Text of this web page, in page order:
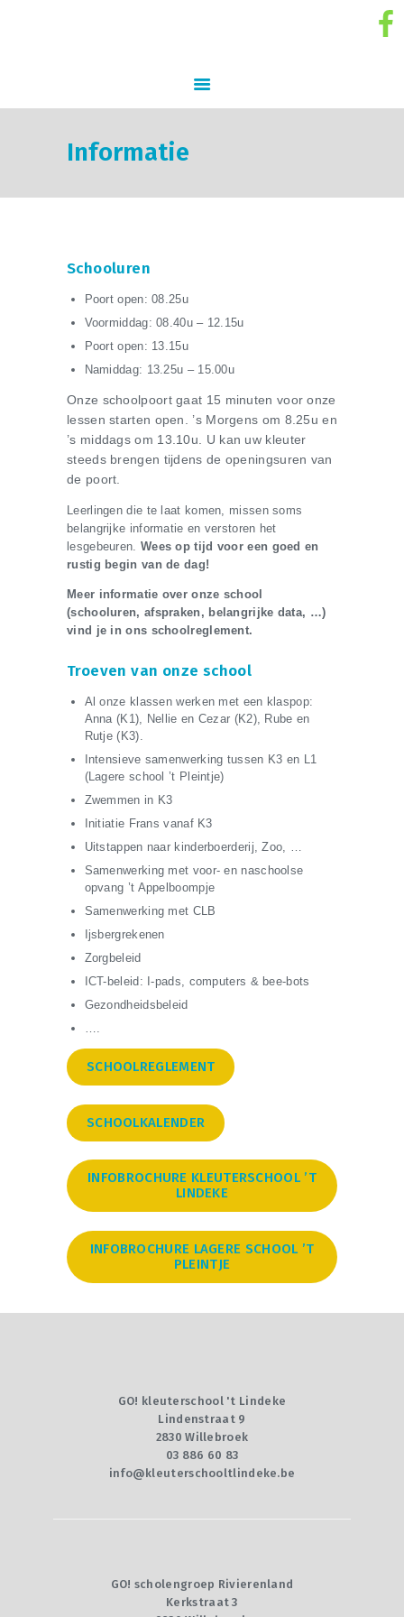
Informatie
SAMEN LEREN SAMENLEVEN
SCHOOLVISIE
INFORMATIE
SCHOOLTEAM
CONTACT
Schooluren
Poort open: 08.25u
Voormiddag: 08.40u – 12.15u
Poort open: 13.15u
Namiddag: 13.25u – 15.00u
Onze schoolpoort gaat 15 minuten voor onze
lessen starten open. ’s Morgens om 8.25u en
’s middags om 13.10u. U kan uw kleuter
steeds brengen tijdens de openingsuren van
de poort.
Leerlingen die te laat komen, missen soms
belangrijke informatie en verstoren het
lesgebeuren. Wees op tijd voor een goed en
rustig begin van de dag!
Meer informatie over onze school
(schooluren, afspraken, belangrijke data, …)
vind je in ons schoolreglement.
Troeven van onze school
Al onze klassen werken met een klaspop:
Anna (K1), Nellie en Cezar (K2), Rube en
Rutje (K3).
Intensieve samenwerking tussen K3 en L1
(Lagere school ’t Pleintje)
Zwemmen in K3
Initiatie Frans vanaf K3
Uitstappen naar kinderboerderij, Zoo, …
Samenwerking met voor- en naschoolse
opvang ’t Appelboompje
Samenwerking met CLB
Ijsbergrekenen
Zorgbeleid
ICT-beleid: I-pads, computers & bee-bots
Gezondheidsbeleid
SCHOOLREGLEMENT
SCHOOLKALENDER
INFOBROCHURE KLEUTERSCHOOL ’T
LINDEKE
INFOBROCHURE LAGERE SCHOOL ’T
PLEINTJE
GO! kleuterschool 't Lindeke
Lindenstraat 9
2830 Willebroek
03 886 60 83
info@kleuterschooltlindeke.be
GO! scholengroep Rivierenland
Kerkstraat 3